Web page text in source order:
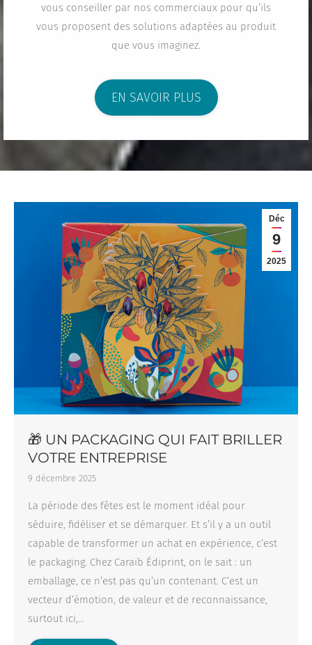
vous conseiller par nos commerciaux pour qu’ils
vous proposent des solutions adaptées au produit
que vous imaginez.
EN SAVOIR PLUS
Déc
9
2025
🎁 UN PACKAGING QUI FAIT BRILLER
VOTRE ENTREPRISE
9 décembre 2025
La période des fêtes est le moment idéal pour
séduire, fidéliser et se démarquer. Et s’il y a un outil
capable de transformer un achat en expérience, c’est
le packaging. Chez Caraïb Édiprint, on le sait : un
emballage, ce n’est pas qu’un contenant. C’est un
vecteur d’émotion, de valeur et de reconnaissance,
surtout ici,…